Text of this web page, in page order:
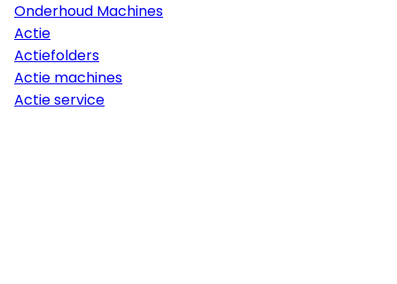
Onderhoud Machines
Actie
Actiefolders
Actie machines
Actie service